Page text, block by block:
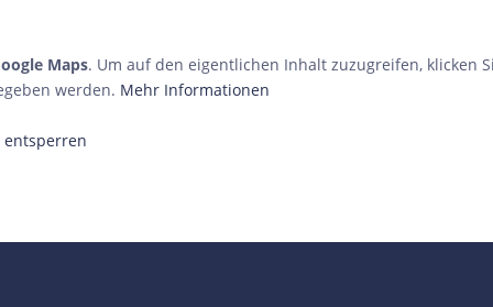
Maps. Um auf den eigentlichen Inhalt zuzugreifen, klicken
werden. Mehr Informationen
entsperren